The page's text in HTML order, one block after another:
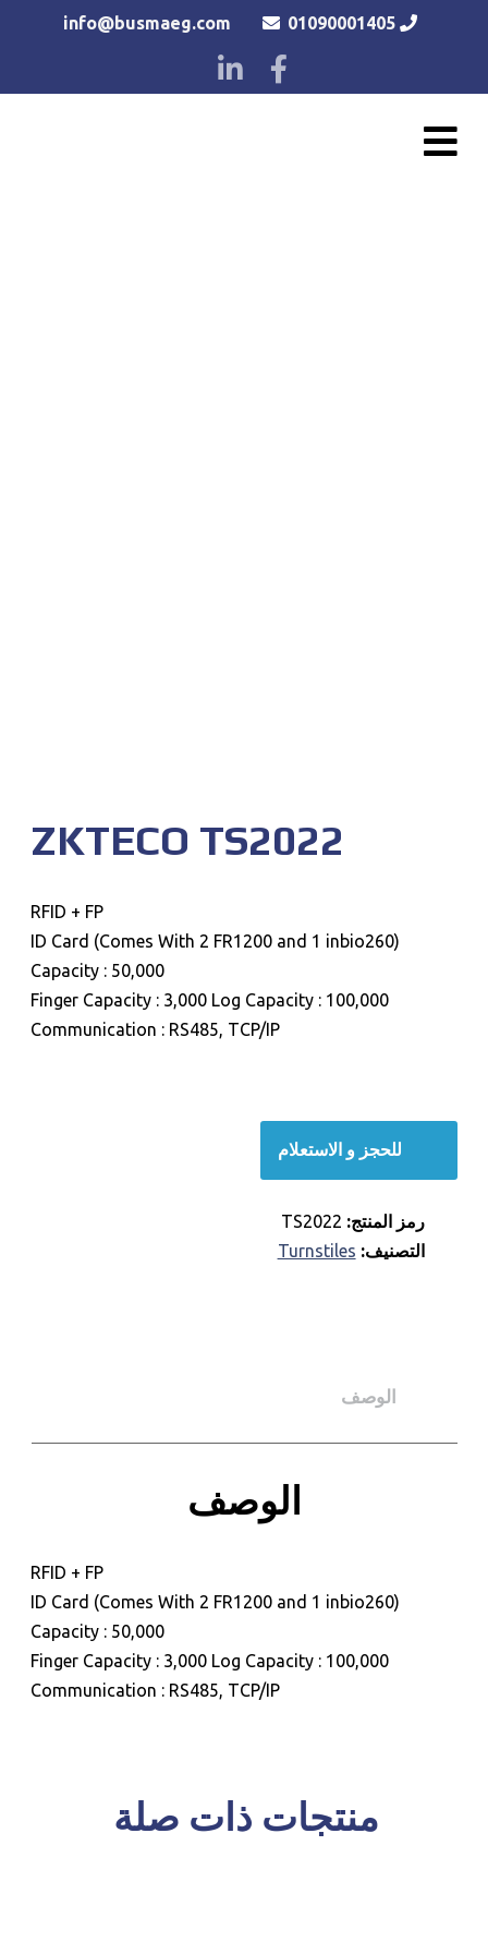
01090001405
ZKTECO TS2022
RFID + FP
(Comes With 2 FR1200 and 1 inbio260) ID Card
Capacity : 50,000
Finger Capacity : 3,000 Log Capacity : 100,000
Communication : RS485, TCP/IP
للحجز و الاستعلام
رمز المنتج: TS2022
التصنيف: Turnstiles
الوصف
الوصف
RFID + FP
(Comes With 2 FR1200 and 1 inbio260) ID Card
Capacity : 50,000
Finger Capacity : 3,000 Log Capacity : 100,000
Communication : RS485, TCP/IP
منتجات ذات صلة
للحجز و الاستعلام